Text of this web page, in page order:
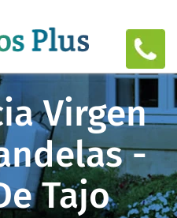
Virgen
-
Tajo